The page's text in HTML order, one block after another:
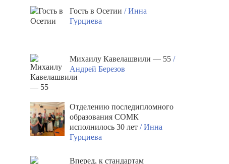
Гость в Осетии/ Инна
Гурциева
Михаилу Кавелашвили — 55/
Андрей Березов
Отделению последипломного
образования СОМК
исполнилось 30 лет/ Инна
Гурциева
Вперед, к стандартам